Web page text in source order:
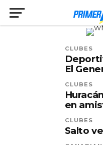
CLUBES
El
CLUBES
en
CLUBES
Salto